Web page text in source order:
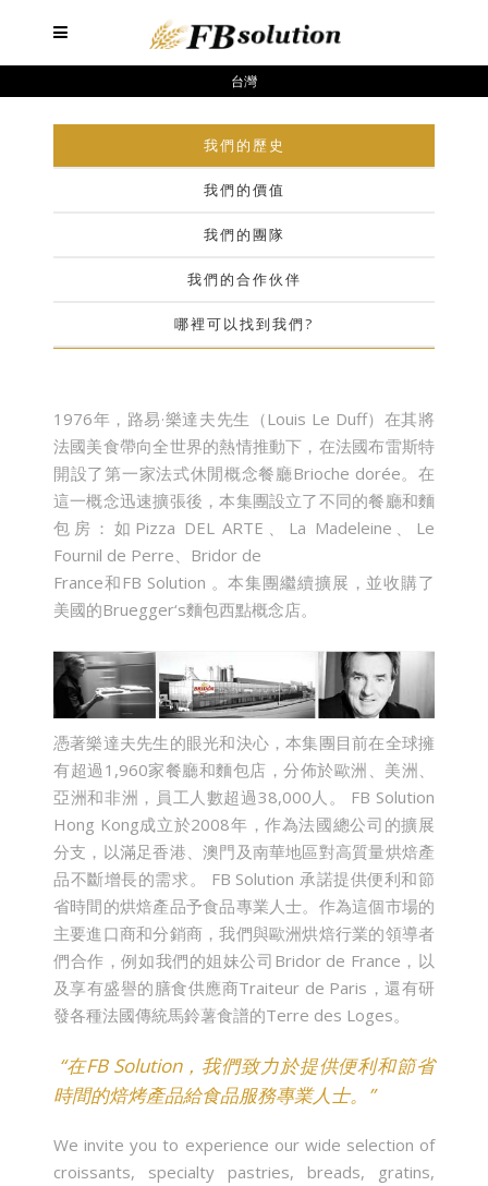
台灣
我們的歷史
我們的價值
我們的團隊
我們的合作伙伴
哪裡可以找到我們?
1976年，路易·樂達夫先生（Louis Le Duff）在其將
法國美食帶向全世界的熱情推動下，在法國布雷斯特
開設了第一家法式休閒概念餐廳Brioche dorée。在
這一概念迅速擴張後，本集團設立了不同的餐廳和麵
包房：如Pizza DEL ARTE、La Madeleine、Le
Fournil de Perre、Bridor de
France和FB Solution 。本集團繼續擴展，並收購了
美國的Bruegger‘s麵包西點概念店。
憑著樂達夫先生的眼光和決心，本集團目前在全球擁
有超過1,960家餐廳和麵包店，分佈於歐洲、美洲、
亞洲和非洲，員工人數超過38,000人。 FB Solution
Hong Kong成立於2008年，作為法國總公司的擴展
分支，以滿足香港、澳門及南華地區對高質量烘焙產
品不斷增長的需求。 FB Solution 承諾提供便利和節
省時間的烘焙產品予食品專業人士。作為這個市場的
主要進口商和分銷商，我們與歐洲烘焙行業的領導者
們合作，例如我們的姐妹公司Bridor de France，以
及享有盛譽的膳食供應商Traiteur de Paris，還有研
發各種法國傳統馬鈴薯食譜的Terre des Loges。
“在FB Solution，我們致力於提供便利和節省
時間的焙烤產品給食品服務專業人士。”
We invite you to experience our wide selection of
croissants, specialty pastries, breads, gratins,